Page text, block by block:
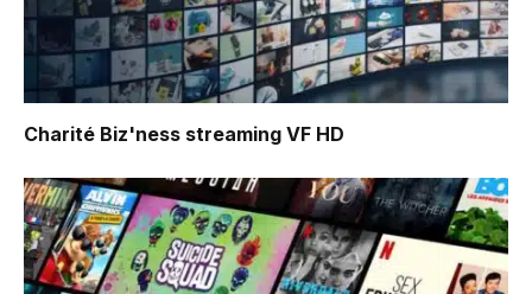
Charité Biz'ness streaming VF HD